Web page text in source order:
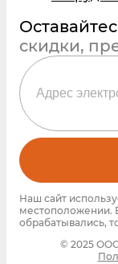
скидки,
Наш сайт
местоположении.
обрабатывались,
© 2025